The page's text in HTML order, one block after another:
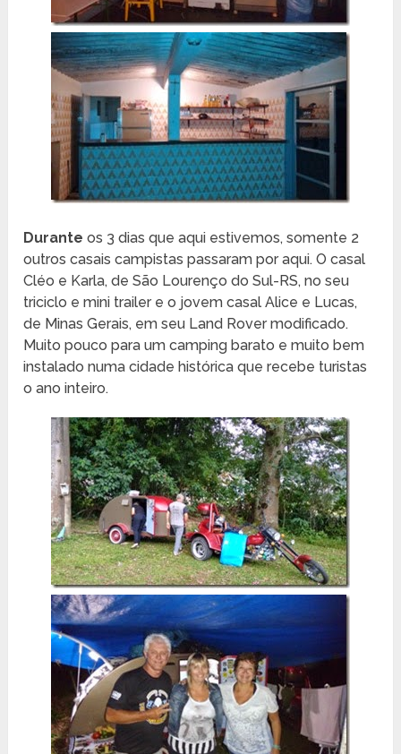
Durante os 3 dias que aqui estivemos, somente 2
outros casais campistas passaram por aqui. O casal
Cléo e Karla, de São Lourenço do Sul-RS, no seu
triciclo e mini trailer e o jovem casal Alice e Lucas,
de Minas Gerais, em seu Land Rover modificado.
Muito pouco para um camping barato e muito bem
instalado numa cidade histórica que recebe turistas
o ano inteiro.